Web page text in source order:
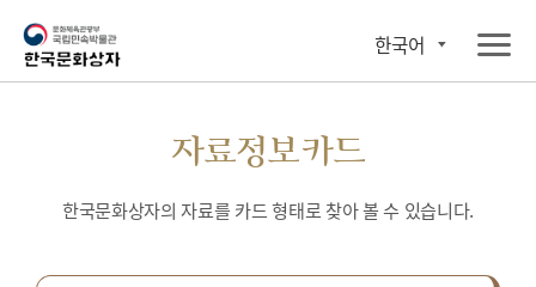
한국어
자료정보카드
한국문화상자의 자료를 카드 형태로 찾아 볼 수 있습니다.